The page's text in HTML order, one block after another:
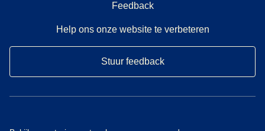
Feedback
Help ons onze website te verbeteren
Stuur feedback